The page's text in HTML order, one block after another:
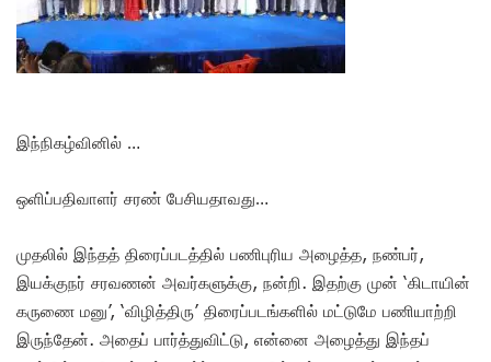
இந்நிகழ்வினில் …
ஒளிப்பதிவாளர் சரண் பேசியதாவது…
முதலில் இந்தத் திரைப்படத்தில் பணிபுரிய அழைத்த, நண்பர்,
இயக்குநர் சரவணன் அவர்களுக்கு, நன்றி. இதற்கு முன் ‘கிடாயின்
கருணை மனு’, ‘விழித்திரு’ திரைப்படங்களில் மட்டுமே பணியாற்றி
இருந்தேன். அதைப் பார்த்துவிட்டு, என்னை அழைத்து இந்தப்